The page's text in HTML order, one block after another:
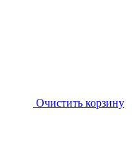
Очистить корзину